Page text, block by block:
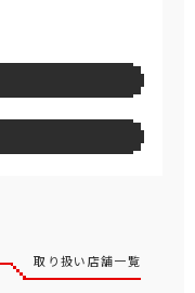
取り扱い店舗一覧